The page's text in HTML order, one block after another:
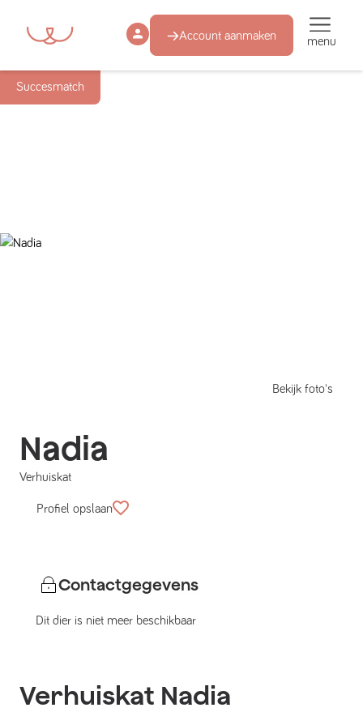
Account aanmaken menu
Succesmatch
Bekijk foto's
Nadia
Verhuiskat
Profiel opslaan
Contactgegevens
Dit dier is niet meer beschikbaar
Verhuiskat Nadia